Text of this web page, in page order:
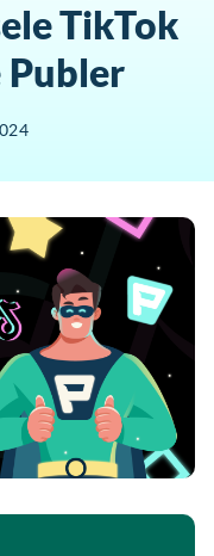
TikTok
Publer